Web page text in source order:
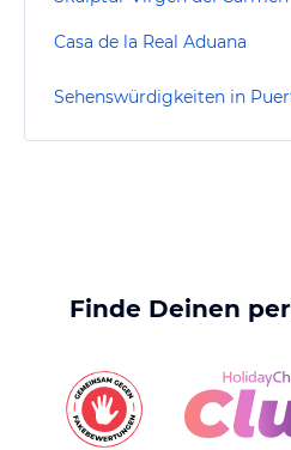
Casa de la Real Aduana
Finde Deinen